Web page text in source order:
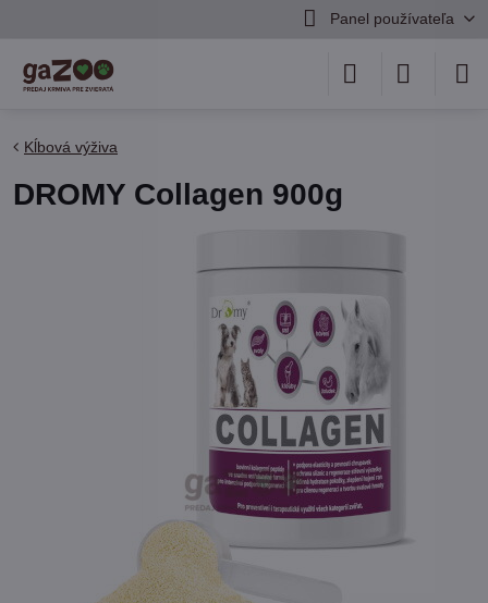
Panel používateľa
Kĺbová výživa
DROMY Collagen 900g